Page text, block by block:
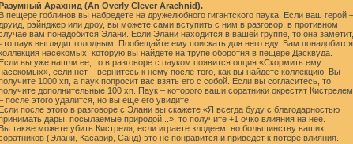
Арахнид (An Overly Clever Arachnid).
В пещере гоблинов вы набредете на дружелюбного гигантского паука. Если ваш герой –
друид, рэйнджер или дроу, вы можете сами вступить с ним в разговор, в противном
вам понадобится Элани. Если Элани находится в вашей группе, то она заметит,
паук выглядит голодным. Пообещайте ему поискать для него еду. Вам понадобится
насекомых, которую вы найдете на трупе оборотня в пещере Дасквуда.
Если вы уже нашли ее, то в разговоре с пауком появится опция «Скормить ему
если нет – вернитесь к нему после того, как вы найдете коллекцию. Вы
1000 хп, а паук попросит вас взять его с собой. Если вы согласитесь, то
дополнительные 100 хп. Паук – которого ваши соратники окрестят Кистрелем
после этого удалится, но вы еще его увидите.
Если после этого в разговоре с Элани вы скажете «Я всегда буду с благодарностью
дары, посылаемые природой...», то получите +1 очко влияния на нее.
Вы также можете убить Кистреля, если играете злодеем, но большинству ваших
(Элани, Касавир, Санд) это не понравится и приведет к потере влияния.